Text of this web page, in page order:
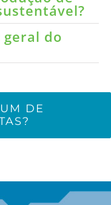
do
DE